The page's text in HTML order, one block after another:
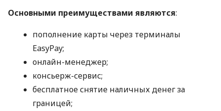
Основными преимуществами являются:
пополнение карты через терминалы
EasyPay;
онлайн-менеджер;
консьерж-сервис;
бесплатное снятие наличных денег за
границей;